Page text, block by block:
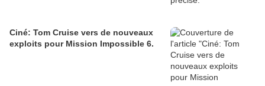
Ciné: Tom Cruise vers de nouveaux
exploits pour Mission Impossible 6.